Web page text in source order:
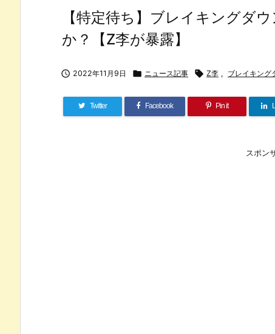
【特定待ち】ブレイキングダ
か？【Z李が暴露】
 2022年11月9日  ニュース記事  Z李 , ブレイキング
Twitter Facebook Pin it
スポン